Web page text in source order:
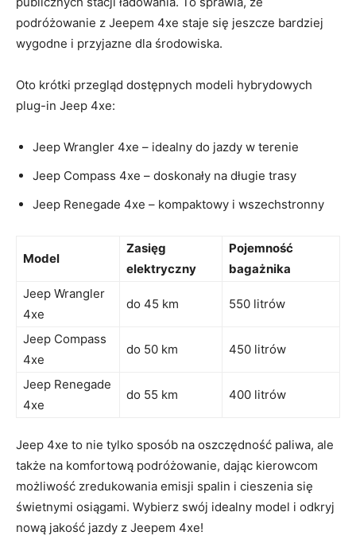
podróżowanie z Jeepem 4xe staje się jeszcze ⁤bardziej⁤
wygodne ⁤i przyjazne dla środowiska.
Oto krótki przegląd dostępnych modeli‌ hybrydowych
plug-in ⁣Jeep 4xe:
Jeep‍ Wrangler 4xe – ​idealny do jazdy⁤ w ‌terenie
Jeep Compass 4xe – doskonały na długie trasy
Jeep Renegade 4xe – kompaktowy‍ i wszechstronny
Model
Zasięg
elektryczny
Pojemność
bagażnika
Jeep Wrangler⁤
4xe
do ​45 km 550‍ litrów
Jeep Compass‌
4xe
do 50 ⁣km 450 litrów
Jeep⁣ Renegade
​4xe
do ‌55 km 400 ⁢litrów
Jeep 4xe‍ to nie ​tylko ‌sposób na oszczędność paliwa, ale
także na komfortową podróżowanie, ‍dając kierowcom
możliwość zredukowania emisji spalin ‍i cieszenia się
świetnymi osiągami. Wybierz swój idealny model i odkryj
nową jakość‍ jazdy z Jeepem 4xe!